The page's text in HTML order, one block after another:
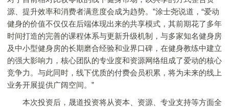
源、提升效率和消费者满意度会成为趋势。”涂士尧说道，“爱动
健身的价值不仅仅在后端体现出来的共享模式，其前期花了多年
时间打造的完善的课程体系与更新升级机制，与多家知名健身房
及中小型健身房的长期磨合经验和业界口碑，在健身教练中建立
的强大影响力，核心团队的专业度和资源网络组成了爱动的核心
竞争力。与此同时，线下优质的付费会员积累，将为未来的线上
业务开展提供广阔空间。”
本次投资后，晟道投资将从资本、资源、专业支持等方面全